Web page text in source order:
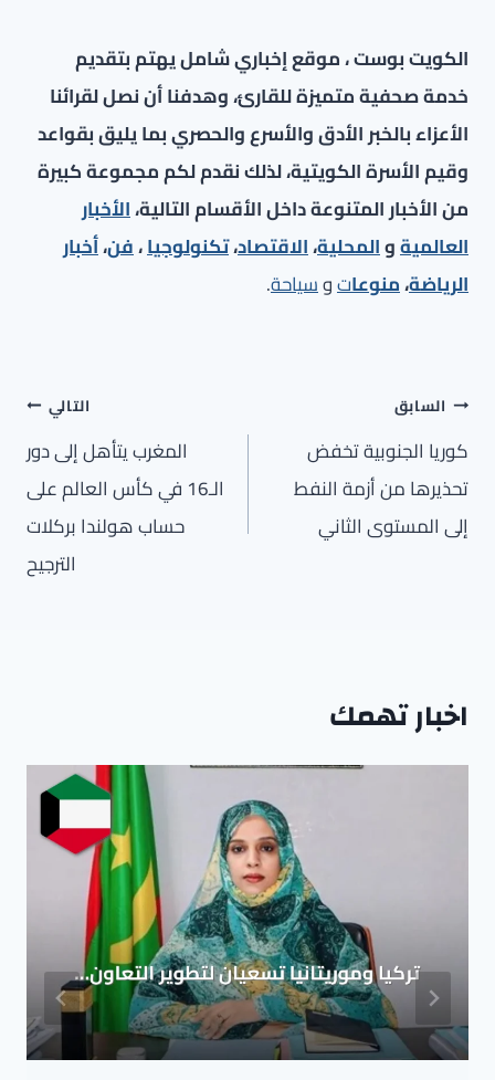
الكويت بوست ، موقع إخباري شامل يهتم بتقديم
خدمة صحفية متميزة للقارئ، وهدفنا أن نصل لقرائنا
الأعزاء بالخبر الأدق والأسرع والحصري بما يليق بقواعد
وقيم الأسرة الكويتية، لذلك نقدم لكم مجموعة كبيرة
من الأخبار المتنوعة داخل الأقسام التالية،الأخبار
العالميةوالمحلية،الاقتصاد،تكنولوجيا،فن،أخبار
الرياضة،منوعاتوسياحة.
تصفّح
المقالات
السابق
كوريا الجنوبية تخفض
تحذيرها من أزمة النفط
إلى المستوى الثاني
التالي
المغرب يتأهل إلى دور
الـ16 في كأس العالم على
حساب هولندا بركلات
الترجيح
اخبار تهمك